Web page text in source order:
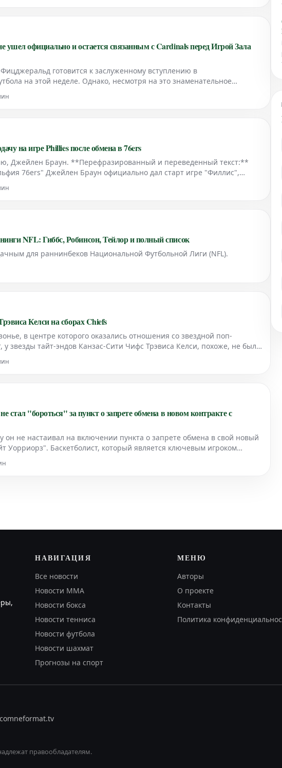
официально и остается связанным с Cardinals перед Игрой Зала
готовится к заслуженному вступлению в
на этой неделе. Однако, несмотря на это знаменательное
на игре Phillies после обмена в 76ers
Джейлен Браун. **Перефразированный и переведенный текст:**
76ers" Джейлен Браун официально дал старт игре "Филлис",
NFL: Гиббс, Робинсон, Тейлор и полный список
для раннинбеков Национальной Футбольной Лиги (NFL).
Келси на сборах Chiefs
в центре которого оказались отношения со звездной поп-
звезды тайт-эндов Канзас-Сити Чифс Трэвиса Келси, похоже, не было
стал "бороться" за пункт о запрете обмена в новом контракте с
он не настаивал на включении пункта о запрете обмена в свой новый
Уорриорз". Баскетболист, который является ключевым игроком
НАВИГАЦИЯ
Все новости
Новости MMA
Новости бокса
Новости тенниса
Новости футбола
Новости шахмат
Прогнозы на спорт
МЕНЮ
Авторы
О проекте
Контакты
Политика
neformat.tv
правообладателям.